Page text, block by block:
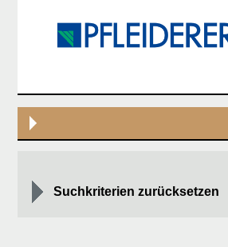
Suchkriterien zurücksetzen